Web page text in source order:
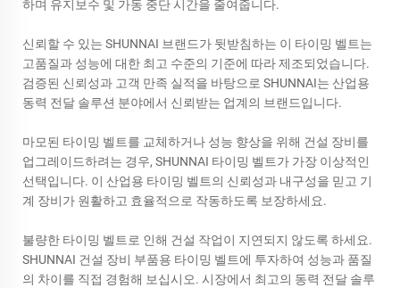
하며 유지보수 및 가동 중단 시간을 줄여줍니다.
신뢰할 수 있는 SHUNNAI 브랜드가 뒷받침하는 이 타이밍 벨트는
고품질과 성능에 대한 최고 수준의 기준에 따라 제조되었습니다.
검증된 신뢰성과 고객 만족 실적을 바탕으로 SHUNNAI는 산업용
동력 전달 솔루션 분야에서 신뢰받는 업계의 브랜드입니다.
마모된 타이밍 벨트를 교체하거나 성능 향상을 위해 건설 장비를
업그레이드하려는 경우, SHUNNAI 타이밍 벨트가 가장 이상적인
선택입니다. 이 산업용 타이밍 벨트의 신뢰성과 내구성을 믿고 기
계 장비가 원활하고 효율적으로 작동하도록 보장하세요.
불량한 타이밍 벨트로 인해 건설 작업이 지연되지 않도록 하세요.
SHUNNAI 건설 장비 부품용 타이밍 벨트에 투자하여 성능과 품질
의 차이를 직접 경험해 보십시오. 시장에서 최고의 동력 전달 솔루